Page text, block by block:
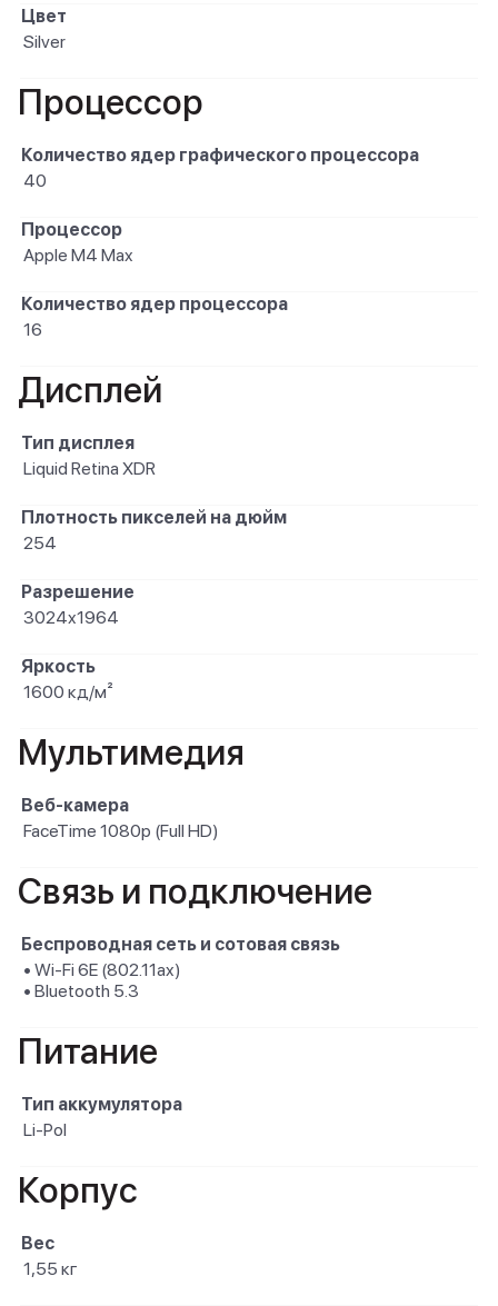
Цвет
Silver
Процессор
Количество ядер графического процессора
40
Процессор
Apple M4 Max
Количество ядер процессора
16
Дисплей
Тип дисплея
Liquid Retina XDR
Плотность пикселей на дюйм
254
Разрешение
3024x1964
Яркость
1600 кд/м²
Мультимедия
Веб-камера
FaceTime 1080p (Full HD)
Связь и подключение
Беспроводная сеть и сотовая связь
• Wi-Fi 6E (802.11ax)
• Bluetooth 5.3
Питание
Тип аккумулятора
Li-Pol
Корпус
Вес
1,55 кг